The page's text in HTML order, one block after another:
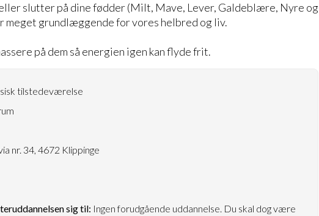
slutter på dine fødder (Milt, Mave, Lever, Galdeblære, Nyre og
meget grundlæggende for vores helbred og liv.
på dem så energien igen kan flyde frit.
tilstedeværelse
nr. 34, 4672 Klippinge
sig til: Ingen forudgående uddannelse. Du skal dog være